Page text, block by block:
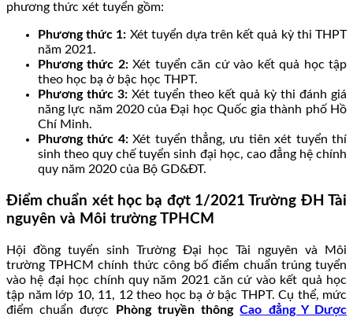
phương thức xét tuyển gồm:
Phương thức 1: Xét tuyển dựa trên kết quả kỳ thi THPT
năm 2021.
Phương thức 2:Xét tuyển căn cứ vào kết quả học tập
theo học bạ ở bậc học THPT.
Phương thức 3: Xét tuyển theo kết quả kỳ thi đánh giá
năng lực năm 2020 của Đại học Quốc gia thành phố Hồ
Chí Minh.
Phương thức 4:Xét tuyển thẳng, ưu tiên xét tuyển thí
sinh theo quy chế tuyển sinh đại học, cao đẳng hệ chính
quy năm 2020 của Bộ GD&ĐT.
Điểm chuẩn xét học bạ đợt 1/2021 Trường ĐH Tài
nguyên và Môi trường TPHCM
Hội đồng tuyển sinh Trường Đại học Tài nguyên và Môi
trường TPHCM chính thức công bố điểm chuẩn trúng tuyển
vào hệ đại học chính quy năm 2021 căn cứ vào kết quả học
tập năm lớp 10, 11, 12 theo học bạ ở bậc THPT. Cụ thể, mức
điểm chuẩn được
Phòng truyền thôngCao đẳng Y Dược